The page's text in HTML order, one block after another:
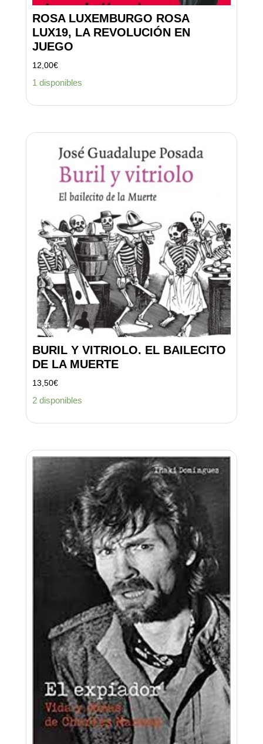
ROSA LUXEMBURGO ROSA
LUX19, LA REVOLUCIÓN EN
JUEGO
12,00€
1 disponibles
BURIL Y VITRIOLO. EL BAILECITO
DE LA MUERTE
13,50€
2 disponibles